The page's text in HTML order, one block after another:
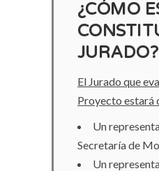
¿CÓMO
JURADO?
El Jurado que
Proyecto estará
Un
Secretaría de
Un